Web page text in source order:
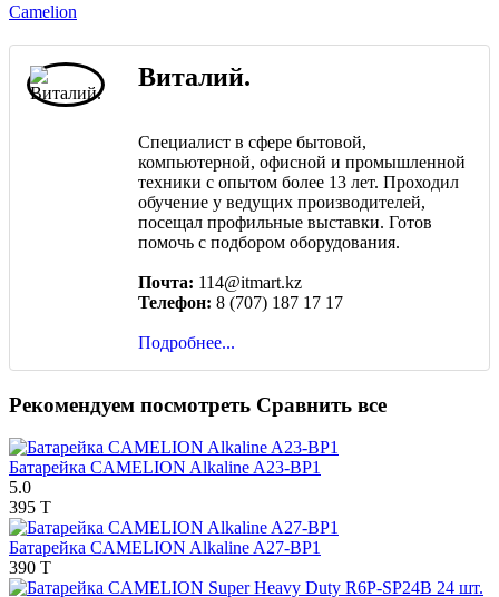
Camelion
Виталий.
Специалист в сфере бытовой,
компьютерной, офисной и промышленной
техники с опытом более 13 лет. Проходил
обучение у ведущих производителей,
посещал профильные выставки. Готов
помочь с подбором оборудования.
Почта: 114@itmart.kz
Телефон: 8 (707) 187 17 17
Подробнее...
Рекомендуем посмотреть Сравнить все
Батарейка CAMELION Alkaline A23-BP1
5.0
395 T
Батарейка CAMELION Alkaline A27-BP1
390 T